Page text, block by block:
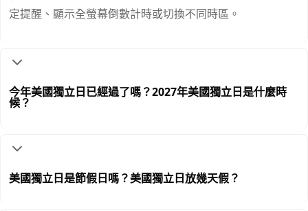
定提醒、顯示全螢幕倒數計時或切換不同時區。
今年美國獨立日已經過了嗎？2027年美國獨立日是什麼時
候？
美國獨立日是節假日嗎？美國獨立日放幾天假？